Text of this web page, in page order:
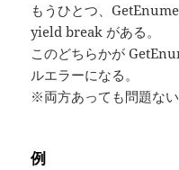
もうひとつ、
yield break がある。
このどちらかが
ルエラーになる。
※両方あっても問題ない
例